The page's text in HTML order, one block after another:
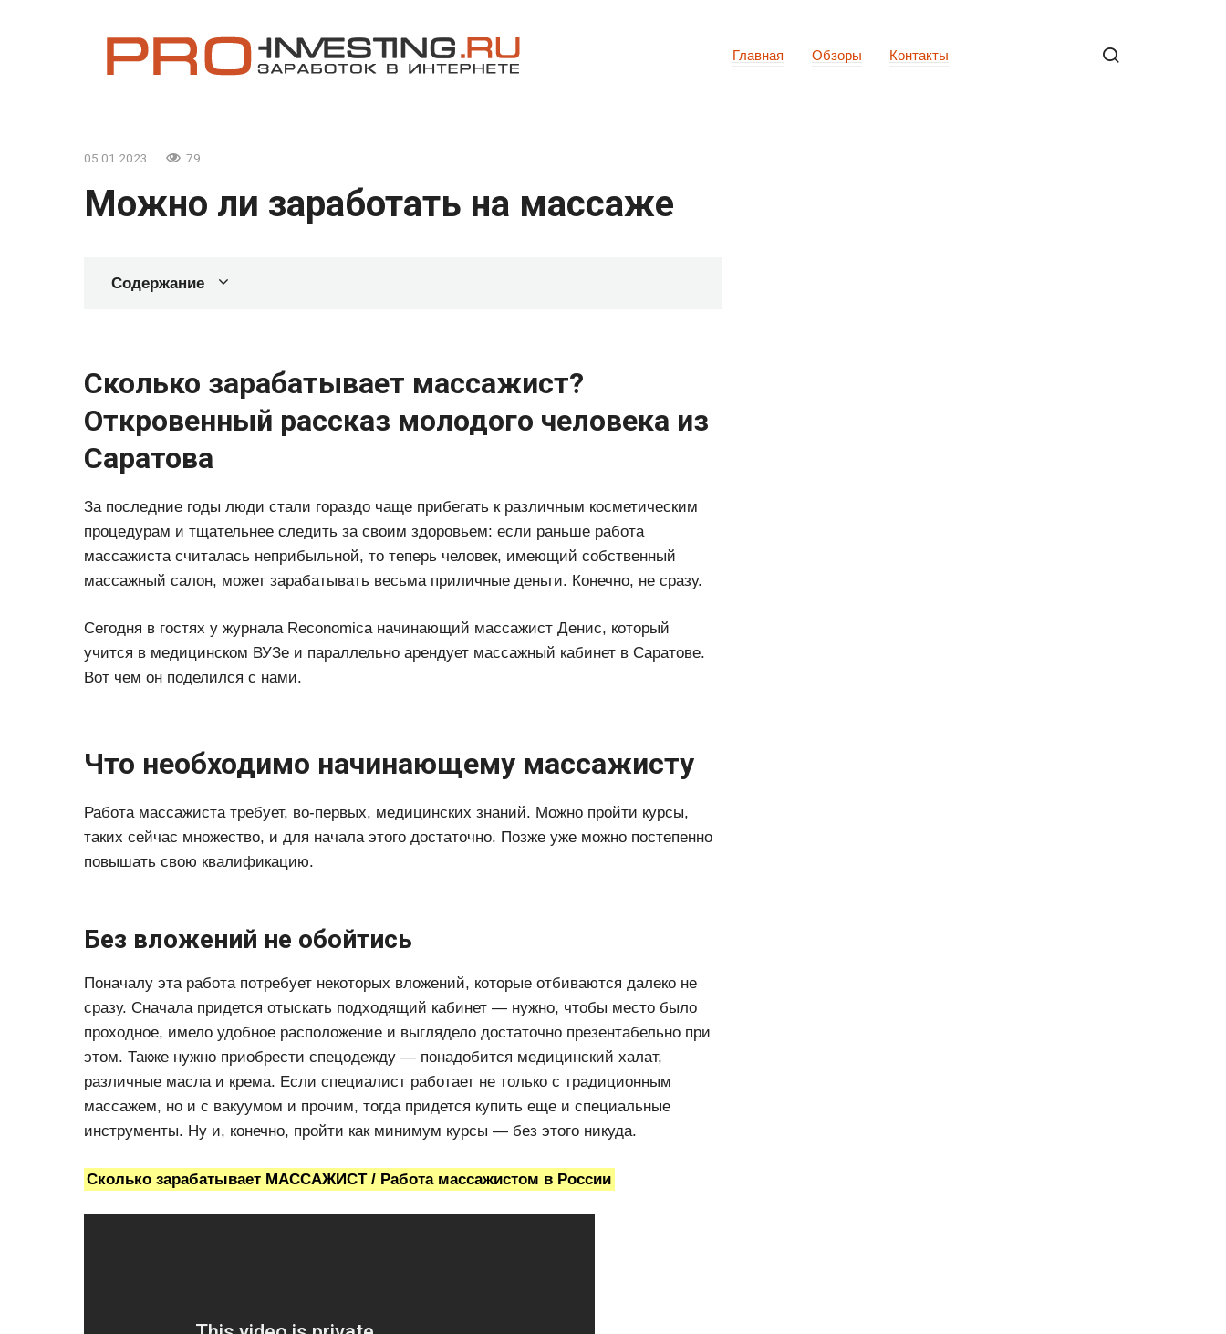
Главная Обзоры Контакты
05.01.2023 79
Можно ли заработать на массаже
Содержание
Сколько зарабатывает массажист?
Откровенный рассказ молодого человека из
Саратова
За последние годы люди стали гораздо чаще прибегать к различным косметическим
процедурам и тщательнее следить за своим здоровьем: если раньше работа
массажиста считалась неприбыльной, то теперь человек, имеющий собственный
массажный салон, может зарабатывать весьма приличные деньги. Конечно, не сразу.
Сегодня в гостях у журнала Reconomica начинающий массажист Денис, который
учится в медицинском ВУЗе и параллельно арендует массажный кабинет в Саратове.
Вот чем он поделился с нами.
Что необходимо начинающему массажисту
Работа массажиста требует, во-первых, медицинских знаний. Можно пройти курсы,
таких сейчас множество, и для начала этого достаточно. Позже уже можно постепенно
повышать свою квалификацию.
Без вложений не обойтись
Поначалу эта работа потребует некоторых вложений, которые отбиваются далеко не
сразу. Сначала придется отыскать подходящий кабинет — нужно, чтобы место было
проходное, имело удобное расположение и выглядело достаточно презентабельно при
этом. Также нужно приобрести спецодежду — понадобится медицинский халат,
различные масла и крема. Если специалист работает не только с традиционным
массажем, но и с вакуумом и прочим, тогда придется купить еще и специальные
инструменты. Ну и, конечно, пройти как минимум курсы — без этого никуда.
Сколько зарабатывает МАССАЖИСТ / Работа массажистом в России